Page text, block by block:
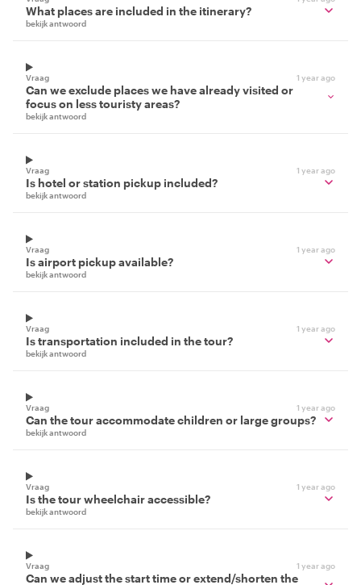
What places are included in the itinerary?
bekijk antwoord
Vraag 1 year ago
Can we exclude places we have already visited or
focus on less touristy areas?
bekijk antwoord
Vraag 1 year ago
Is hotel or station pickup included?
bekijk antwoord
Vraag 1 year ago
Is airport pickup available?
bekijk antwoord
Vraag 1 year ago
Is transportation included in the tour?
bekijk antwoord
Vraag 1 year ago
Can the tour accommodate children or large groups?
bekijk antwoord
Vraag 1 year ago
Is the tour wheelchair accessible?
bekijk antwoord
Vraag 1 year ago
Can we adjust the start time or extend/shorten the